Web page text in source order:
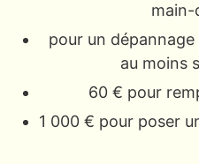
main-
pour un
au moins
60 € pour
1 000 € pour poser